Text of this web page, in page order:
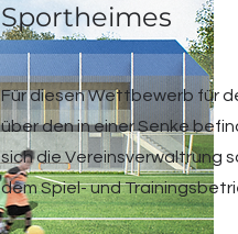
Sportheimes
Für diesen Wettbewerb für
über den in einer Senke
sich die Vereinsverwaltrung
dem Spiel- und